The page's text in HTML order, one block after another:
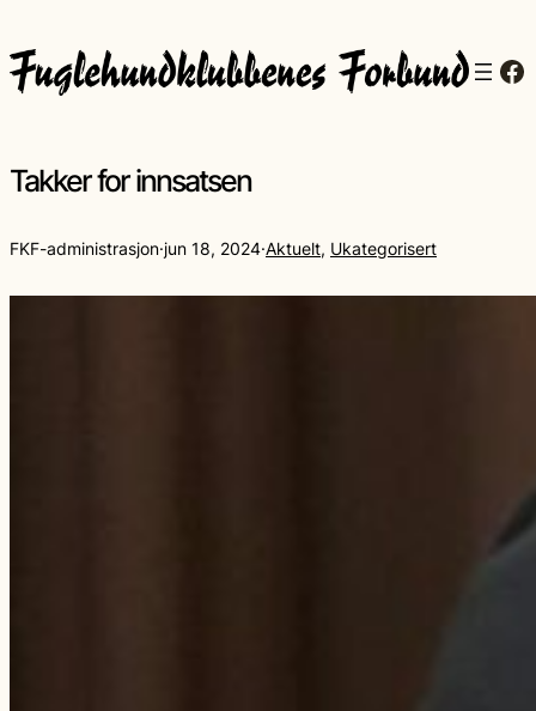
Takker for innsatsen
FKF-administrasjon·jun 18, 2024·Aktuelt, Ukategorisert